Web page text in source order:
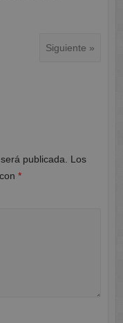
Siguiente »
publicada.
Los
*